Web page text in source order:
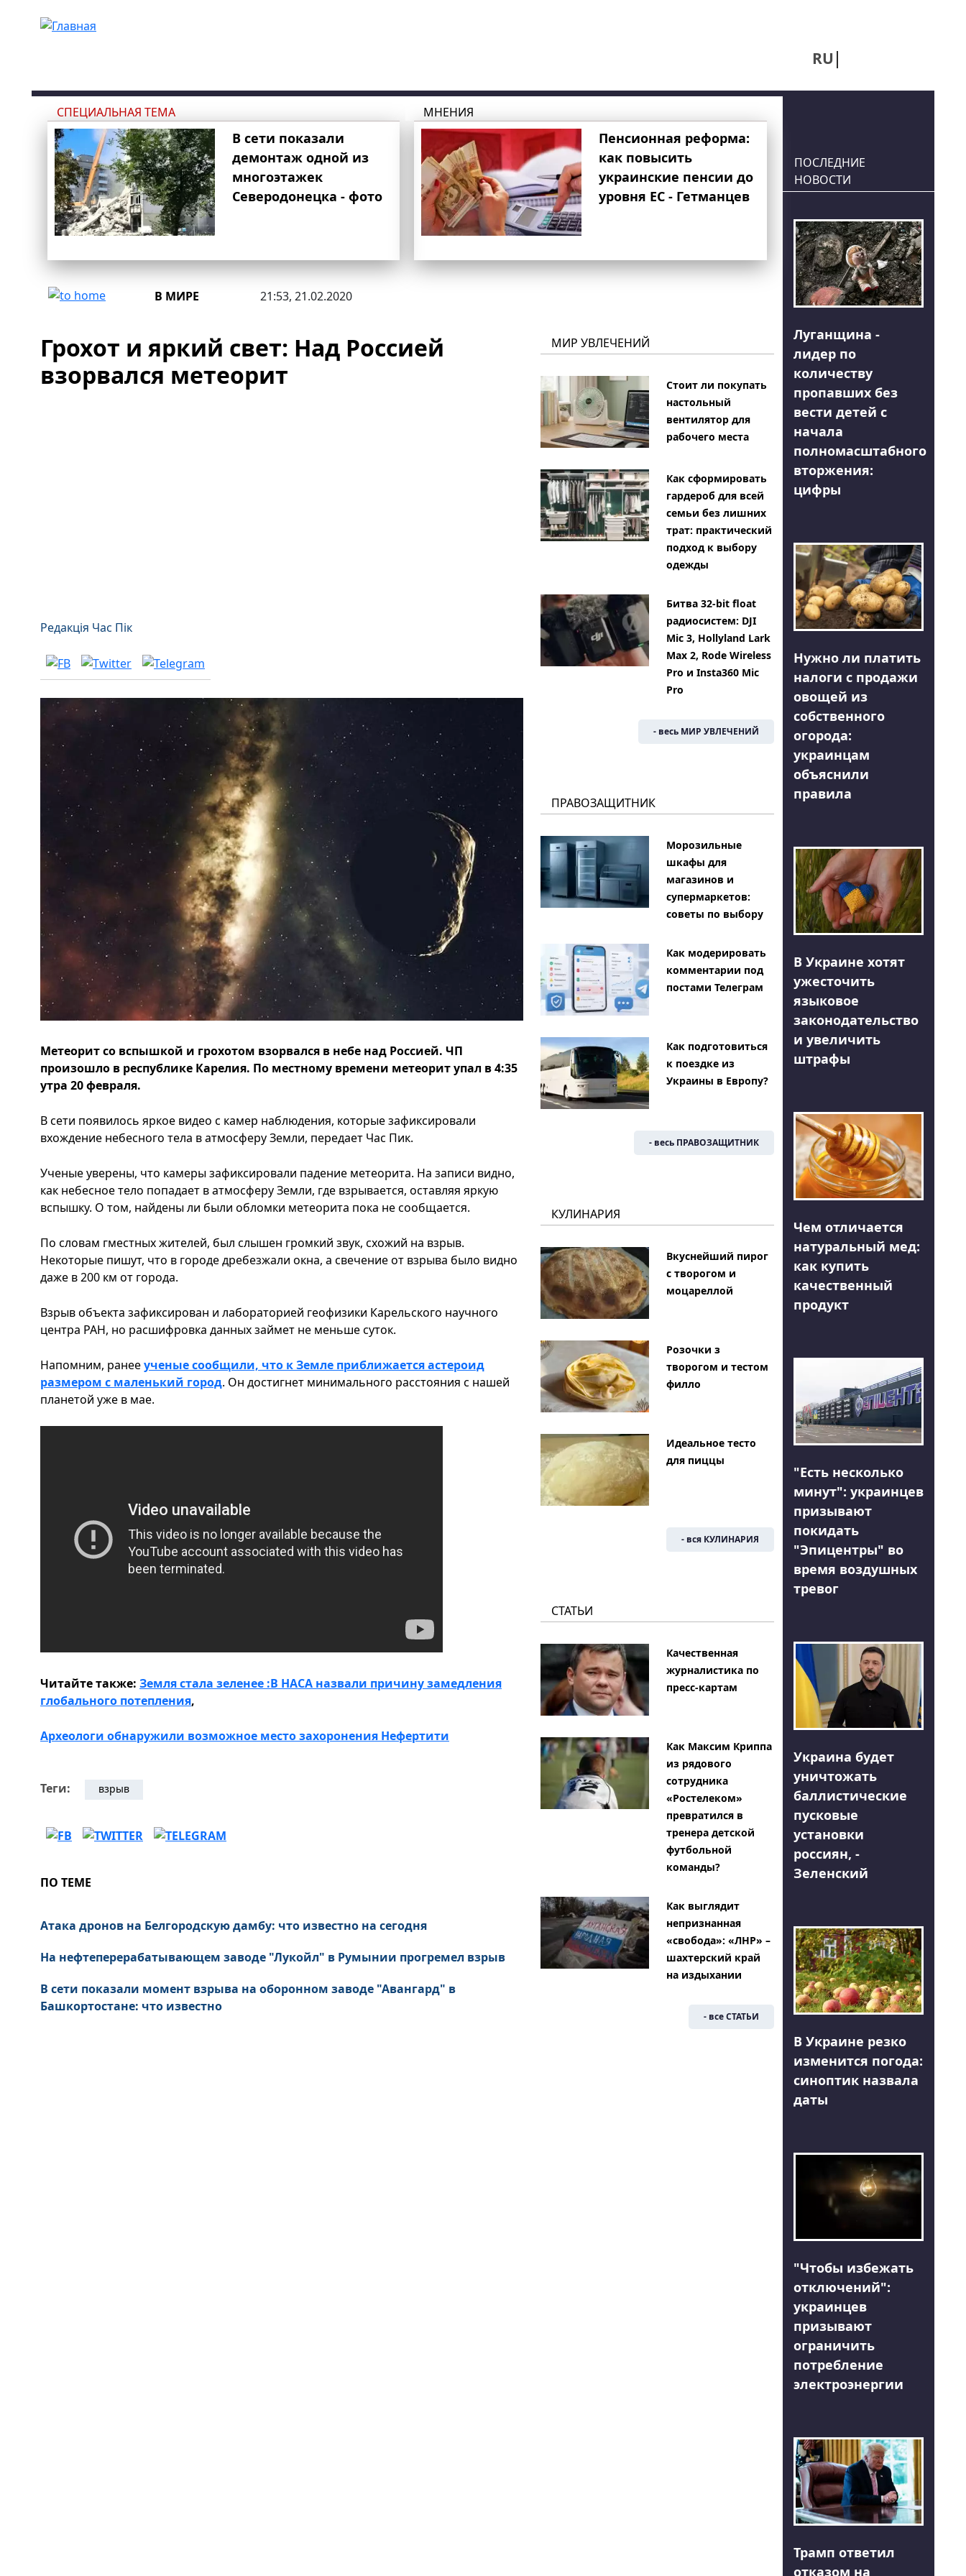
RU
СПЕЦИАЛЬНАЯ ТЕМА
В сети показали
демонтаж одной из
многоэтажек
Северодонецка - фото
МНЕНИЯ
Пенсионная реформа:
как повысить
украинские пенсии до
уровня ЕС - Гетманцев
В МИРЕ 21:53, 21.02.2020
Грохот и яркий свет: Над Россией
взорвался метеорит
Редакція Час Пік
Метеорит со вспышкой и грохотом взорвался в небе над Россией. ЧП
произошло в республике Карелия. По местному времени метеорит упал в 4:35
утра 20 февраля.
В сети появилось яркое видео с камер наблюдения, которые зафиксировали
вхождение небесного тела в атмосферу Земли, передает Час Пик.
Ученые уверены, что камеры зафиксировали падение метеорита. На записи видно,
как небесное тело попадает в атмосферу Земли, где взрывается, оставляя яркую
вспышку. О том, найдены ли были обломки метеорита пока не сообщается.
По словам гместных жителей, был слышен громкий звук, схожий на взрыв.
Некоторые пишут, что в городе дребезжали окна, а свечение от взрыва было видно
даже в 200 км от города.
Взрыв объекта зафиксирован и лабораторией геофизики Карельского научного
центра РАН, но расшифровка данных займет не меньше суток.
Напомним, ранееученые сообщили, что к Земле приближается астероид
размером с маленький город. Он достигнет минимального расстояния с нашей
планетой уже в мае.
Читайте также: Земля стала зеленее :В НАСА назвали причину замедления
глобального потепления,
Археологи обнаружили возможное место захоронения Нефертити
Теги: взрыв
ПО ТЕМЕ
Атака дронов на Белгородскую дамбу: что известно на сегодня
На нефтеперерабатывающем заводе "Лукойл" в Румынии прогремел взрыв
В сети показали момент взрыва на оборонном заводе "Авангард" в
Башкортостане: что известно
МИР УВЛЕЧЕНИЙ
Стоит ли покупать
настольный
вентилятор для
рабочего места
Как сформировать
гардероб для всей
семьи без лишних
трат: практический
подход к выбору
одежды
Битва 32-bit float
радиосистем: DJI
Mic 3, Hollyland Lark
Max 2, Rode Wireless
Pro и Insta360 Mic
Pro
- весь МИР УВЛЕЧЕНИЙ
ПРАВОЗАЩИТНИК
Морозильные
шкафы для
магазинов и
супермаркетов:
советы по выбору
Как модерировать
комментарии под
постами Телеграм
Как подготовиться
к поездке из
Украины в Европу?
- весь ПРАВОЗАЩИТНИК
КУЛИНАРИЯ
Вкуснейший пирог
с творогом и
моцареллой
Розочки з
творогом и тестом
филло
Идеальное тесто
для пиццы
- вся КУЛИНАРИЯ
СТАТЬИ
Качественная
журналистика по
пресс-картам
Как Максим Криппа
из рядового
сотрудника
«Ростелеком»
превратился в
тренера детской
футбольной
команды?
Как выглядит
непризнанная
«свобода»: «ЛНР» –
шахтерский край
на издыхании
- все СТАТЬИ
ПОСЛЕДНИЕ
НОВОСТИ
Луганщина -
лидер по
количеству
пропавших без
вести детей с
начала
полномасштабного
вторжения:
цифры
Нужно ли платить
налоги с продажи
овощей из
собственного
огорода:
украинцам
объяснили
правила
В Украине хотят
ужесточить
языковое
законодательство
и увеличить
штрафы
Чем отличается
натуральный мед:
как купить
качественный
продукт
"Есть несколько
минут": украинцев
призывают
покидать
"Эпицентры" во
время воздушных
тревог
Украина будет
уничтожать
баллистические
пусковые
установки
россиян, -
Зеленский
В Украине резко
изменится погода:
синоптик назвала
даты
"Чтобы избежать
отключений":
украинцев
призывают
ограничить
потребление
электроэнергии
Трамп ответил
отказом на